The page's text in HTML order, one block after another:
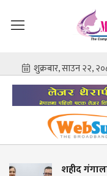
हृदय केन्द्रको